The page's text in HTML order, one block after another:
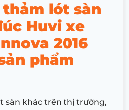
thảm lót sàn
Huvi xe
2016
phẩm
sàn khác trên thị trường,